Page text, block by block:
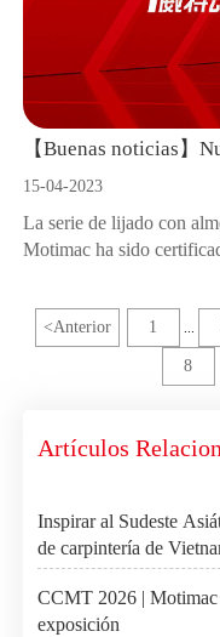
【Buenas noticias】
15-04-2023
La serie de lijado con
Motimac ha sido
<Anterior 1
8
Artículos
Inspirar al Sudeste
de carpintería de
CCMT 2026 | Motimac
exposición